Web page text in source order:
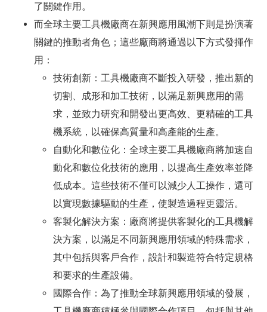
了關鍵作用。
而全球主要工具機廠商在新興應用風潮下則是扮演著
關鍵的推動者角色；這些廠商將通過以下方式發揮作
用：
技術創新：工具機廠商不斷投入研發，推出新的
切割、成形和加工技術，以滿足新興應用的需
求，並致力研究和開發出更高效、更精確的工具
機系統，以確保高質量和高產能的生產。
自動化和數位化：全球主要工具機廠商將加速自
動化和數位化技術的應用，以提高生產效率並降
低成本。這些技術不僅可以減少人工操作，還可
以實現數據驅動的生產，使製造過程更靈活。
客製化解決方案：廠商將提供客製化的工具機解
決方案，以滿足不同新興應用領域的特殊需求，
其中包括與客戶合作，設計和製造符合特定規格
和要求的生產設備。
國際合作：為了推動全球新興應用領域的發展，